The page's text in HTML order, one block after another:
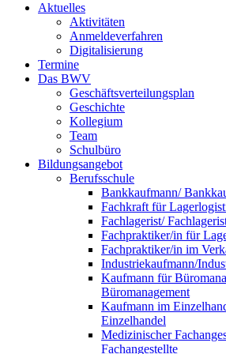
Aktuelles
Aktivitäten
Anmeldeverfahren
Digitalisierung
Termine
Das BWV
Geschäftsverteilungsplan
Geschichte
Kollegium
Team
Schulbüro
Bildungsangebot
Berufsschule
Bankkaufmann/
Fachkraft für
Fachlagerist/
Fachpraktiker/in für
Fachpraktiker/in im
Industriekaufmann/
Kaufmann für
Büromanagement
Kaufmann im
Einzelhandel
Medizinischer
Fachangestellte